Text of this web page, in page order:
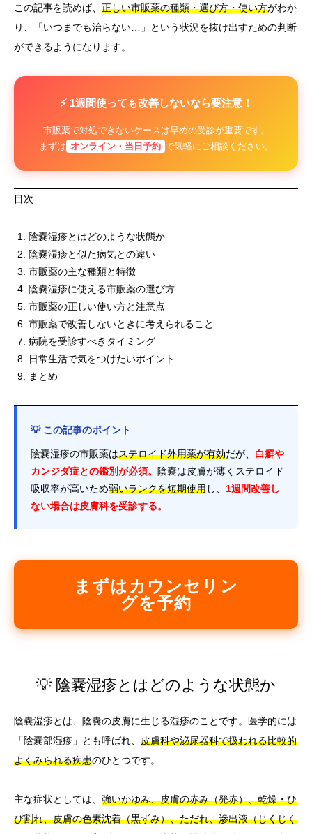
この記事を読めば、 正しい市販薬の種類・選び方・使い方がわか
り、「いつまでも治らない…」という状況を抜け出すための判断
ができるようになります。
⚡ 1週間使っても改善しないなら要注意！
市販薬で対処できないケースは早めの受診が重要です。
まずは オンライン・当日予約 で気軽にご相談ください。
目次
陰嚢湿疹とはどのような状態か
陰嚢湿疹と似た病気との違い
市販薬の主な種類と特徴
陰嚢湿疹に使える市販薬の選び方
市販薬の正しい使い方と注意点
市販薬で改善しないときに考えられること
病院を受診すべきタイミング
日常生活で気をつけたいポイント
まとめ
💡 この記事のポイント
陰嚢湿疹の市販薬はステロイド外用薬が有効だが、 白癬や
カンジダ症との鑑別が必須。 陰嚢は皮膚が薄くステロイド
吸収率が高いため弱いランクを短期使用し、 1週間改善し
ない場合は皮膚科を受診する。
まずはカウンセリン
グを予約
💡 陰嚢湿疹とはどのような状態か
陰嚢湿疹とは、陰嚢の皮膚に生じる湿疹のことです。医学的には
「陰嚢部湿疹」とも呼ばれ、 皮膚科や泌尿器科で扱われる比較的
よくみられる疾患のひとつです。
主な症状としては、 強いかゆみ、皮膚の赤み（発赤）、乾燥・ひ
び割れ、皮膚の色素沈着（黒ずみ）、ただれ、滲出液（じくじく